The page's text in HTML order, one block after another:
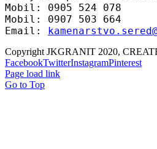
Mobil: 0905 524 078
Mobil: 0907 503 664
Email:
Copyright JKGRANIT 2020,
FacebookTwitterInstagramPinterest
Page load link
Go to Top